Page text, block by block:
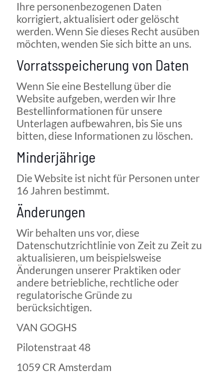
Ihre personenbezogenen Daten
korrigiert, aktualisiert oder gelöscht
werden. Wenn Sie dieses Recht ausüben
möchten, wenden Sie sich bitte an uns.
Vorratsspeicherung von Daten
Wenn Sie eine Bestellung über die
Website aufgeben, werden wir Ihre
Bestellinformationen für unsere
Unterlagen aufbewahren, bis Sie uns
bitten, diese Informationen zu löschen.
Minderjährige
Die Website ist nicht für Personen unter
16 Jahren bestimmt.
Änderungen
Wir behalten uns vor, diese
Datenschutzrichtlinie von Zeit zu Zeit zu
aktualisieren, um beispielsweise
Änderungen unserer Praktiken oder
andere betriebliche, rechtliche oder
regulatorische Gründe zu
berücksichtigen.
VAN GOGHS
Pilotenstraat 48
1059 CR Amsterdam